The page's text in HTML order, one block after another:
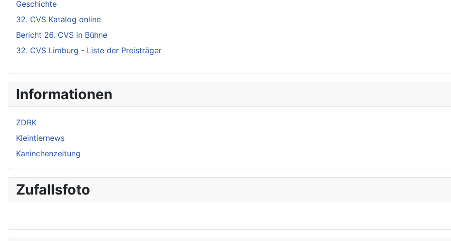
Geschichte
32. CVS Katalog online
Bericht 26. CVS in Bühne
32. CVS Limburg - Liste der Preisträger
Informationen
ZDRK
Kleintiernews
Kaninchenzeitung
Zufallsfoto